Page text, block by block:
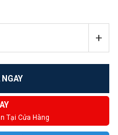
+
Tại Cửa Hàng